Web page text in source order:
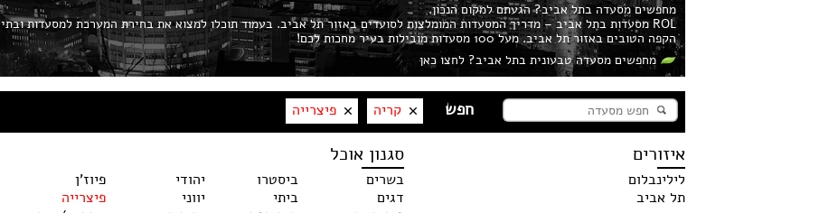
מחפשים מסעדה בתל אביב? הגעתם למקום הנכון.
ROL מסעדות בתל אביב – מדריך המסעדות המומלצות לסועדים באזור תל אביב. בעמוד תוכלו למצוא את בחירת המערכת למסעדות ובתי
הקפה הטובים באזור תל אביב. מעל 100 מסעדות מובילות בעיר מחכות לכם!
מחפשים מסעדה טבעונית בתל אביב? לחצו כאן
קריה פיצרייה
איזורים
לילינבלום
תל אביב
סגנון אוכל
בשרים
דגים
ביסטרו
ביתי
יהודי
יווני
פיוז'ן
פיצרייה